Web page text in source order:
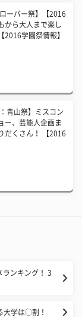
ーバー祭】【2016
から大人まで楽し
2016学園祭情報】
青山祭】ミスコン
ー、芸能人企画ま
だくさん！ 【2016
ランキング！ 3
大学は◯割！